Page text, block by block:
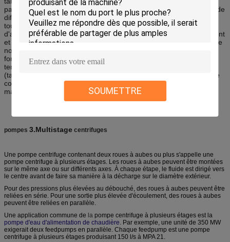
SOUMETTRE
par toutes les pièces circulaires de la roue à aubes dans la pièce de
diffuseur de l'enveloppe. Le fluide gagne la vitesse et la pression
tout en passant par la roue à aubes. Le diffuseur en forme
d'anneau, ou le rouleau, section de l'enveloppe ralentit l'écoulement
et les accroissements plus ultérieurs la pression. Il est important de
noter que l'eau n'est pas poussée radialement à l'extérieur par la
force centrifuge (force inexistante), mais plutôt par l'inertie, la
tendance naturelle d'un objet de continuer dans une ligne droite
(tangente au rayon) en voyageant autour du cercle. Ceci peut être
comparé à la manière des travaux d'un rotation-cycle dans une
machine à laver.
pompes 3.Multistage centrifuges
Une pompe centrifuge contenant deux roues à aubes ou plus s'appelle une
pompe centrifuge à plusieurs étages. Les roues à aubes peuvent être montées
sur le même axe ou sur différents axes. À chaque étape, le fluide est dirigé vers
le centre avant de faire sa manière à la décharge sur le diamètre extérieur.
Pour des pressions plus élevées au débouché, des roues à aubes peuvent être
reliées en série. Pour une sortie plus élevée d'écoulement, des roues à aubes
peuvent être reliées en parallèle.
Une application commune de la pompe centrifuge à plusieurs étages est la
pompe d'eau d'alimentation de chaudière. Par exemple, une unité de 350 MW
exigerait deux feedpumps en parallèle. Chaque feedpump est une pompe
centrifuge à plusieurs étages produisant 150 l/s à MPA 21.